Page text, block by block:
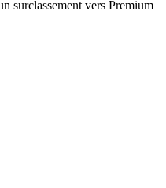
surclassement vers Premium